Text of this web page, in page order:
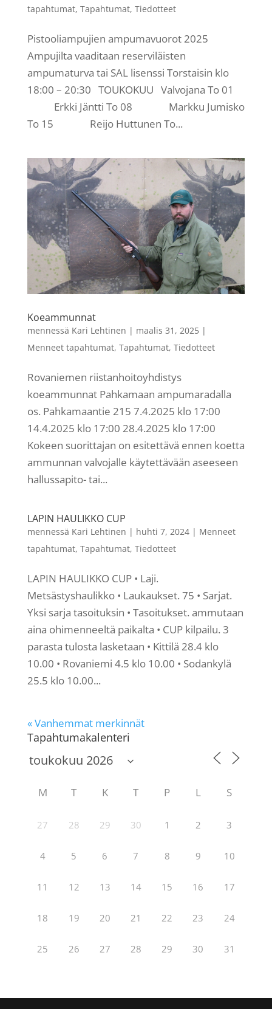
tapahtumat, Tapahtumat, Tiedotteet
Pistooliampujien ampumavuorot 2025
Ampujilta vaaditaan reserviläisten
ampumaturva tai SAL lisenssi Torstaisin klo
18:00 – 20:30 TOUKOKUU Valvojana To 01
Erkki Jäntti To 08 Markku Jumisko
To 15 Reijo Huttunen To...
Koeammunnat
mennessä Kari Lehtinen | maalis 31, 2025|
Menneet tapahtumat, Tapahtumat, Tiedotteet
Rovaniemen riistanhoitoyhdistys
koeammunnat Pahkamaan ampumaradalla
os. Pahkamaantie 215 7.4.2025 klo 17:00
14.4.2025 klo 17:00 28.4.2025 klo 17:00
Kokeen suorittajan on esitettävä ennen koetta
ammunnan valvojalle käytettävään aseeseen
hallussapito- tai...
LAPIN HAULIKKO CUP
mennessä Kari Lehtinen | huhti 7, 2024| Menneet
tapahtumat, Tapahtumat, Tiedotteet
LAPIN HAULIKKO CUP • Laji.
Metsästyshaulikko • Laukaukset. 75 • Sarjat.
Yksi sarja tasoituksin • Tasoitukset. ammutaan
aina ohimenneeltä paikalta • CUP kilpailu. 3
parasta tulosta lasketaan • Kittilä 28.4 klo
10.00 • Rovaniemi 4.5 klo 10.00 • Sodankylä
25.5 klo 10.00...
« Vanhemmat merkinnät
Tapahtumakalenteri
M T K T P L S
27 28 29 30 1 2 3
4 5 6 7 8 9 10
11 12 13 14 15 16 17
18 19 20 21 22 23 24
25 26 27 28 29 30 31